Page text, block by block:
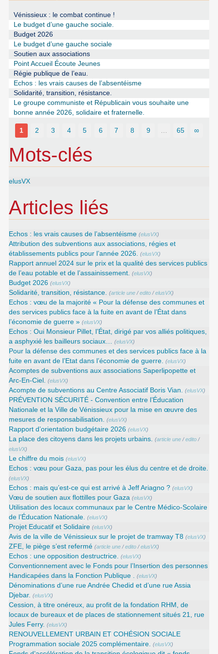
Vénissieux : le combat continue !
Le budget d’une gauche sociale.
Budget 2026
Le budget d’une gauche sociale
Soutien aux associations
Point Accueil Écoute Jeunes
Régie publique de l’eau.
Echos : les vrais causes de l’absentéisme
Solidarité, transition, résistance.
Le groupe communiste et Républicain vous souhaite une
bonne année 2026, solidaire et fraternelle.
1 2 3 4 5 6 7 8 9 65 ∞
Mots-clés
elusVX
Articles liés
Echos : les vrais causes de l’absentéisme (elusVX)
Attribution des subventions aux associations, régies et
établissements publics pour l’année 2026. (elusVX)
Rapport annuel 2024 sur le prix et la qualité des services publics
de l’eau potable et de l’assainissement. (elusVX)
Budget 2026 (elusVX)
Solidarité, transition, résistance. (article une /edito /elusVX)
Echos : vœu de la majorité « Pour la défense des communes et
des services publics face à la fuite en avant de l’État dans
l’économie de guerre » (elusVX)
Echos : Oui Monsieur Pillet, l’État, dirigé par vos alliés politiques,
a asphyxié les bailleurs sociaux… (elusVX)
Pour la défense des communes et des services publics face à la
fuite en avant de l’Etat dans l’économie de guerre. (elusVX)
Acomptes de subventions aux associations Saperlipopette et
Arc-En-Ciel. (elusVX)
Acompte de subventions au Centre Associatif Boris Vian. (elusVX)
PRÉVENTION SÉCURITÉ - Convention entre l’Éducation
Nationale et la Ville de Vénissieux pour la mise en œuvre des
mesures de responsabilisation. (elusVX)
Rapport d’orientation budgétaire 2026 (elusVX)
La place des citoyens dans les projets urbains. (article une /edito /
elusVX)
Le chiffre du mois (elusVX)
Echos : vœu pour Gaza, pas pour les élus du centre et de droite.
(elusVX)
Echos : mais qu’est-ce qui est arrivé à Jeff Ariagno ? (elusVX)
Vœu de soutien aux flottilles pour Gaza (elusVX)
Utilisation des locaux communaux par le Centre Médico-Scolaire
de l’Éducation Nationale. (elusVX)
Projet Educatif et Solidaire (elusVX)
Avis de la ville de Vénissieux sur le projet de tramway T8 (elusVX)
ZFE, le piège s’est refermé (article une /edito /elusVX)
Echos : une opposition destructrice. (elusVX)
Conventionnement avec le Fonds pour l’Insertion des personnes
Handicapées dans la Fonction Publique . (elusVX)
Dénominations d’une rue Andrée Chedid et d’une rue Assia
Djebar. (elusVX)
Cession, à titre onéreux, au profit de la fondation RHM, de
locaux de bureaux et de places de stationnement situés 21, rue
Jules Ferry. (elusVX)
RENOUVELLEMENT URBAIN ET COHÉSION SOCIALE
Programmation sociale 2025 complémentaire. (elusVX)